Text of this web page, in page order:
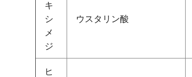
キ
シ
メ
ジ
ウスタリン酸
ヒ